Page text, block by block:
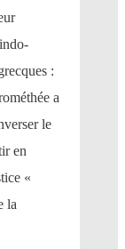
:
a
le
en
«
la